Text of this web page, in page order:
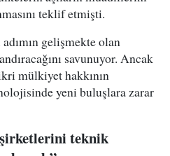
teklif etmişti.
gelişmekte olan
savunuyor. Ancak
mülkiyet hakkının
yeni buluşlara zarar
teknik